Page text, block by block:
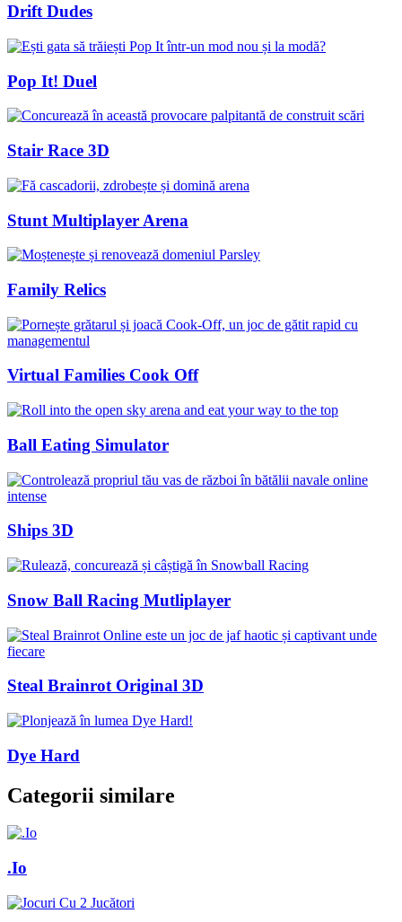
Drift Dudes
Pop It! Duel
Stair Race 3D
Stunt Multiplayer Arena
Family Relics
Virtual Families Cook Off
Ball Eating Simulator
Ships 3D
Snow Ball Racing Mutliplayer
Steal Brainrot Original 3D
Dye Hard
Categorii similare
.Io